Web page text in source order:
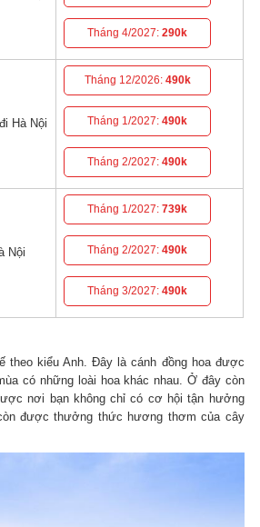
Tháng 4/2027:290k
Hà Nội
Tháng 12/2026: 490k
Tháng 1/2027:490k
Tháng 2/2027:490k
Nội
Tháng 1/2027:739k
Tháng 2/2027:490k
Tháng 3/2027:490k
theo kiểu Anh. Đây là cánh đồng hoa được
có những loài hoa khác nhau. Ở đây còn
nơi bạn không chỉ có cơ hội tận hưởng
được thưởng thức hương thơm của cây